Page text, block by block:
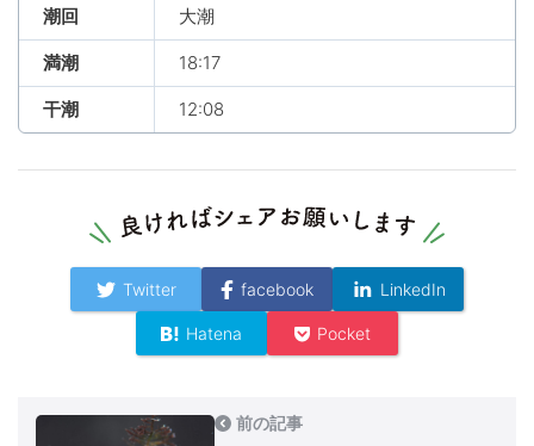
潮回 大潮
満潮 18:17
干潮 12:08
Twitter facebook LinkedIn
Hatena Pocket
前の記事